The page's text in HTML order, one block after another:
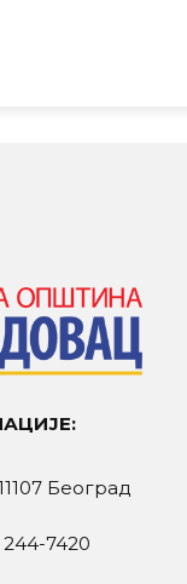
Београд
244-7420